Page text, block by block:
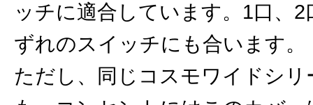
ッチに適合しています。1口、2
ずれのスイッチにも合います。
ただし、同じコスモワイドシ